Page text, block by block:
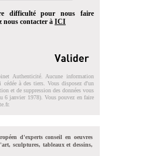
difficulté pour nous faire
nous contacter à ICI
Authenticité. Aucune information
à des tiers. Vous disposez d'un
et de suppression des données vous
6 janvier 1978). Vous pouvez en faire
.
d'experts conseil en oeuvres
sculptures, tableaux et dessins,